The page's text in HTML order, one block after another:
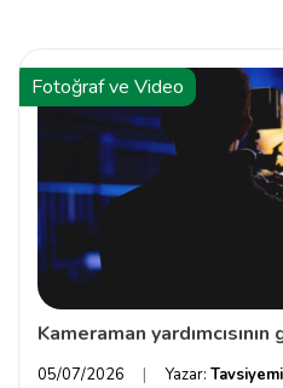
Fotoğraf ve Video
Kameraman
05/07/2026 Yazar: